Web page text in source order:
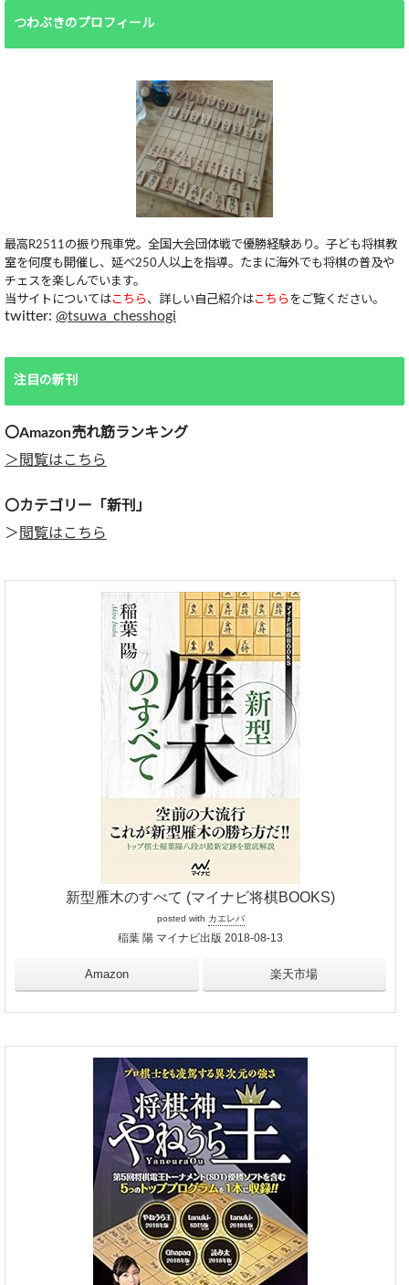
つわぶきのプロフィール
最高R2511の振り飛車党。全国大会団体戦で優勝経験あり。子ども将棋教
室を何度も開催し、延べ250人以上を指導。たまに海外でも将棋の普及や
チェスを楽しんでいます。
当サイトについてはこちら 、詳しい自己紹介はこちら をご覧ください。
twitter: @tsuwa_chesshogi
注目の新刊
〇Amazon売れ筋ランキング
＞閲覧はこちら
〇カテゴリー「新刊」
＞ 閲覧はこちら
新型雁木のすべて (マイナビ将棋BOOKS)
posted with カエレバ
稲葉 陽 マイナビ出版 2018-08-13
Amazon 楽天市場